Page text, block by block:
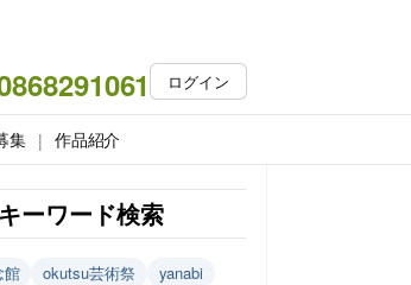
ログイン
集 作品紹介
キーワード検索
館 okutsu芸術祭
yanabi